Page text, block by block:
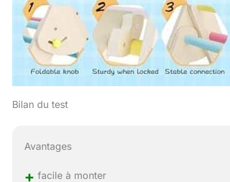
Bilan du test
Avantages
+ facile à monter